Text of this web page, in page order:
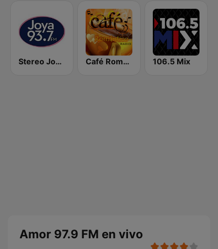
Stereo Joya FM Café Romántico Radio 106.5 Mix
Amor 97.9 FM en vivo